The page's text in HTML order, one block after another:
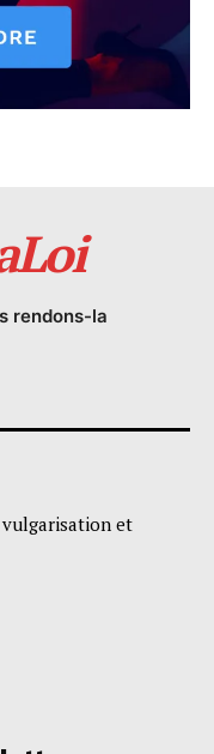
rendons-la
vulgarisation et